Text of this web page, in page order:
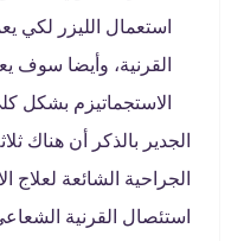
استعمال الليزر لكي
القرنية، وأيضا سوف
الاستجماتيزم بشكل
الجدير بالذكر أن هناك
الجراحية الشائعة لعلاج
استئصال القرنية